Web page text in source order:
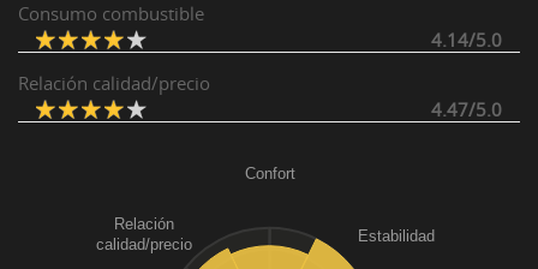
Consumo combustible
4.14/5.0
Relación calidad/precio
4.47/5.0
Confort
Estabilidad
Relación
calidad/precio